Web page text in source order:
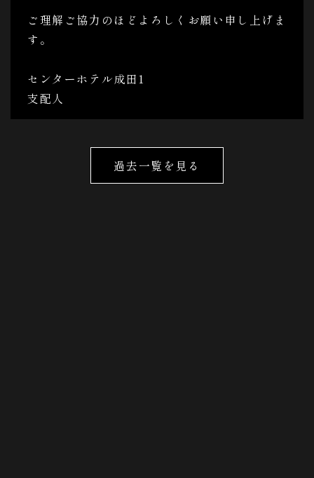
ご理解ご協力のほどよろしくお願い申し上げま
す。
センターホテル成田1
支配人
過去一覧を見る